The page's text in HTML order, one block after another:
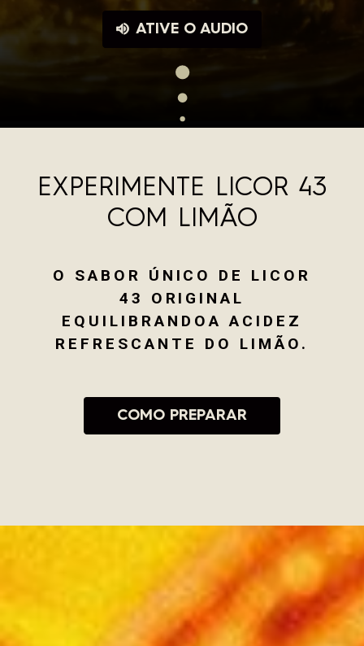
ATIVE O AUDIO
EXPERIMENTE LICOR 43
COM LIMÃO
O SABOR ÚNICO DE LICOR
43 ORIGINAL
EQUILIBRANDO A ACIDEZ
REFRESCANTE DO LIMÃO.
COMO PREPARAR